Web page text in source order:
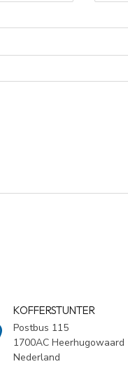
KOFFERSTUNTER
Postbus 115
1700AC Heerhugowaard
Nederland